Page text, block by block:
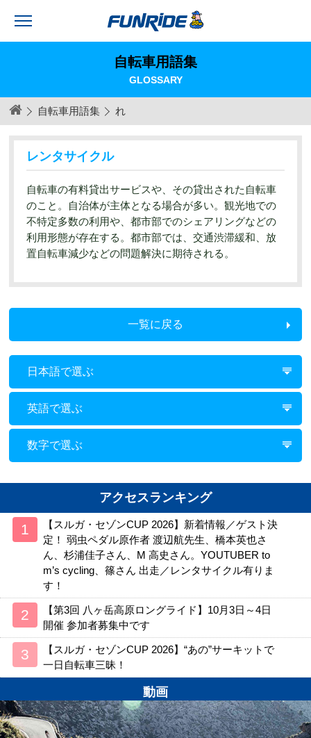
自転車用語集
GLOSSARY
自転車用語集 れ
レンタサイクル
自転車の有料貸出サービスや、その貸出された自転車
のこと。自治体が主体となる場合が多い。観光地での
不特定多数の利用や、都市部でのシェアリングなどの
利用形態が存在する。都市部では、交通渋滞緩和、放
置自転車減少などの問題解決に期待される。
一覧に戻る
日本語で選ぶ
英語で選ぶ
数字で選ぶ
アクセスランキング
【スルガ・セゾンCUP 2026】新着情報／ゲスト決
定！ 弱虫ペダル原作者 渡辺航先生、橋本英也さ
ん、杉浦佳子さん、M 高史さん。YOUTUBER to
m’s cycling、篠さん 出走／レンタサイクル有りま
す！
【第3回 八ヶ岳高原ロングライド】10月3日～4日
開催 参加者募集中です
【スルガ・セゾンCUP 2026】“あの”サーキットで
一日自転車三昧！
動画